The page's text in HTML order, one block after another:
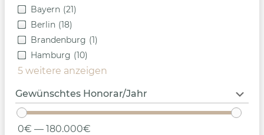
Bayern (21)
Berlin (18)
Brandenburg (1)
Hamburg (10)
5 weitere anzeigen
Gewünschtes Honorar/Jahr
0€ — 180.000€